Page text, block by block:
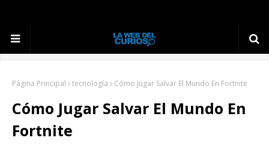
Página Principal tecnología Cómo Jugar Salvar El Mundo En Fortnite
Cómo Jugar Salvar El Mundo En
Fortnite